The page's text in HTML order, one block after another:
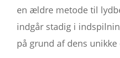
en ældre metode til
indgår stadig i
på grund af dens unikke